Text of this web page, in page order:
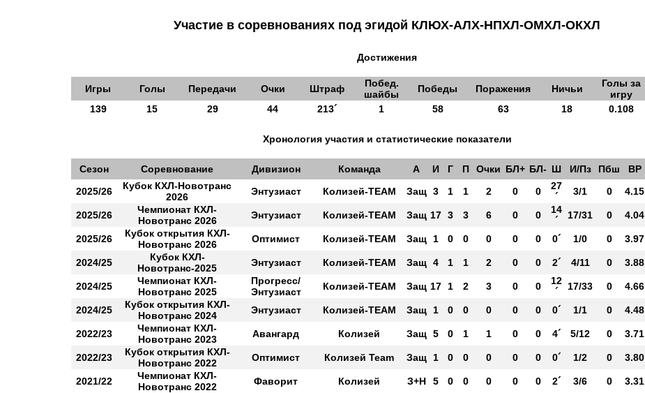
Участие в соревнованиях под эгидой КЛЮХ-АЛХ-НПХЛ-ОМХЛ-ОКХЛ
Достижения
Игры Голы Передачи Очки Штраф
Побед.
шайбы
Победы Поражения Ничьи
Голы за
игру
139
15 29 44 213´ 1 58 63 18 0.108
Хронология участия и статистические показатели
Сезон Соревнование Дивизион Команда А И Г П Очки БЛ+ БЛ- Ш И/Пз Пбш ВР
2025/26
Кубок КХЛ-Новотранс
2026
Энтузиаст Колизей-TEAM Защ 3 1 1 2 0 0
27
´
3/1 0 4.15
2025/26
Чемпионат КХЛ-
Новотранс 2026
Энтузиаст Колизей-ТЕАМ Защ 17 3 3 6 0 0
14
´
17/31 0 4.04
2025/26
Кубок открытия КХЛ-
Новотранс 2026
Оптимист Колизей-TEAM Защ 1 0 0 0 0 0 0´ 1/0 0 3.97
2024/25
Кубок КХЛ-
Новотранс-2025
Энтузиаст Колизей-TEAM Защ 4 1 1 2 0 0 2´ 4/11 0 3.88
2024/25
Чемпионат КХЛ-
Новотранс 2025
Прогресс/
Энтузиаст
Колизей-TEAM Защ 17 1 2 3 0 0
12
´
17/33 0 4.66
2024/25
Кубок открытия КХЛ-
Новотранс 2024
Энтузиаст Колизей-ТЕАМ Защ 1 0 0 0 0 0 0´ 1/1 0 4.48
2022/23
Чемпионат КХЛ-
Новотранс 2023
Авангард Колизей Защ 5 0 1 1 0 0 4´ 5/12 0 3.71
2022/23
Кубок открытия КХЛ-
Новотранс 2022
Оптимист Колизей Team Защ 1 0 0 0 0 0 0´ 1/2 0 3.80
2021/22
Чемпионат КХЛ-
Новотранс 2022
Фаворит Колизей З+Н 5 0 0 0 0 0 2´ 3/6 0 3.31